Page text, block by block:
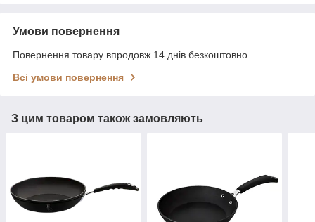
Умови повернення
Повернення товару впродовж 14 днів безкоштовно
Всі умови повернення
З цим товаром також замовляють